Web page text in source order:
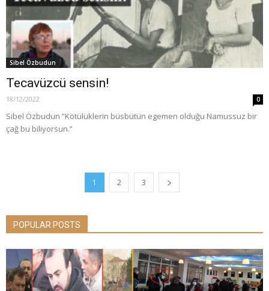
Sibel Özbudun
Tecavüzcü sensin!
18/12/2022 0
Sibel Özbudun “Kötülüklerin büsbütün egemen olduğu Namussuz bir
çağ bu biliyorsun.”
1 2 3
POPULAR POSTS